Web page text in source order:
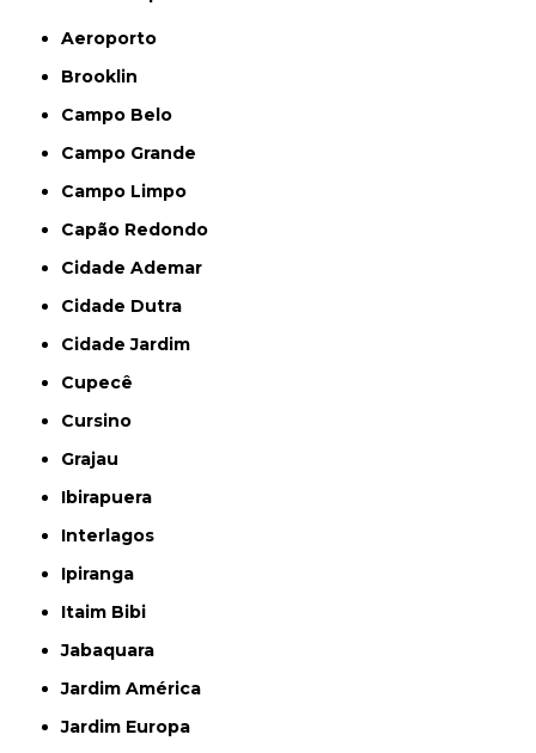
Aeroporto
Brooklin
Campo Belo
Campo Grande
Campo Limpo
Capão Redondo
Cidade Ademar
Cidade Dutra
Cidade Jardim
Cupecê
Cursino
Grajau
Ibirapuera
Interlagos
Ipiranga
Itaim Bibi
Jabaquara
Jardim América
Jardim Europa